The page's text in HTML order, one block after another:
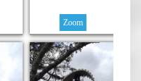
Zoom